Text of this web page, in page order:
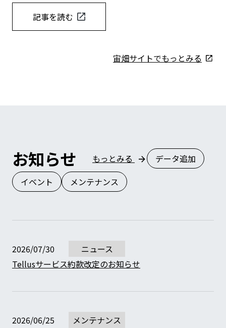
記事を読む
宙畑サイトでもっとみる
お知らせ
データ追加
イベント
メンテナンス
もっとみる
2026/07/30
ニュース
Tellusサービス約款改定のお知らせ
2026/06/25
メンテナンス